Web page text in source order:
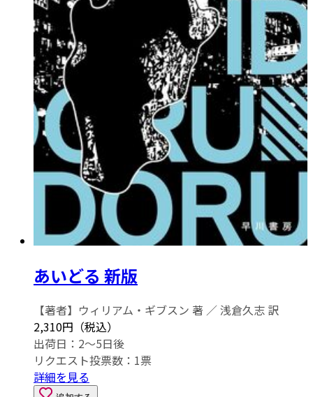
あいどる 新版
【著者】ウィリアム・ギブスン 著 ／ 浅倉久志 訳
2,310円（税込）
出荷日：2～5日後
リクエスト投票数： 1票
詳細を見る